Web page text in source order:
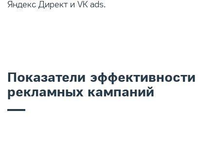
Яндекс Директ и VK ads.
Показатели эффективности
рекламных кампаний